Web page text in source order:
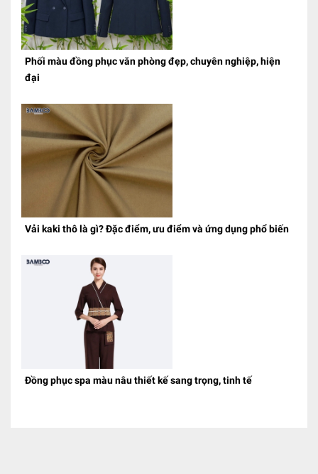
Phối màu đồng phục văn phòng đẹp, chuyên nghiệp, hiện
đại
Vải kaki thô là gì? Đặc điểm, ưu điểm và ứng dụng phổ biến
Đồng phục spa màu nâu thiết kế sang trọng, tinh tế